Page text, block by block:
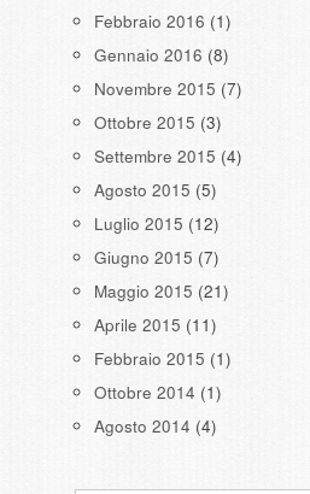
Febbraio 2016 (1)
Gennaio 2016 (8)
Novembre 2015 (7)
Ottobre 2015 (3)
Settembre 2015 (4)
Agosto 2015 (5)
Luglio 2015 (12)
Giugno 2015 (7)
Maggio 2015 (21)
Aprile 2015 (11)
Febbraio 2015 (1)
Ottobre 2014 (1)
Agosto 2014 (4)